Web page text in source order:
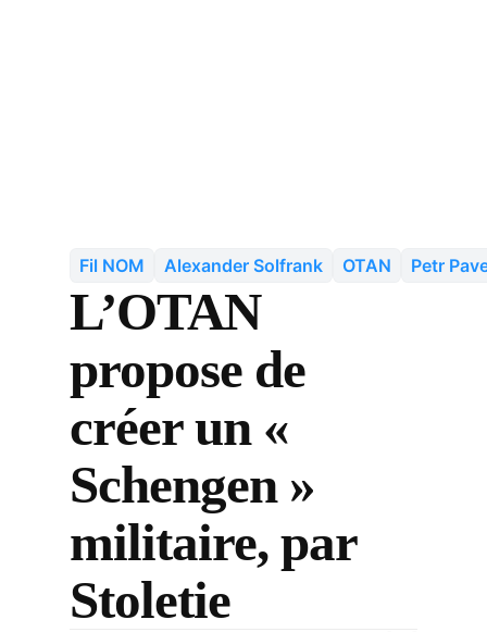
Fil NOM Alexander Solfrank OTAN Petr
L’OTAN
propose de
créer un «
Schengen »
militaire, par
Stoletie